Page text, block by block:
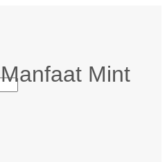
Manfaat Mint